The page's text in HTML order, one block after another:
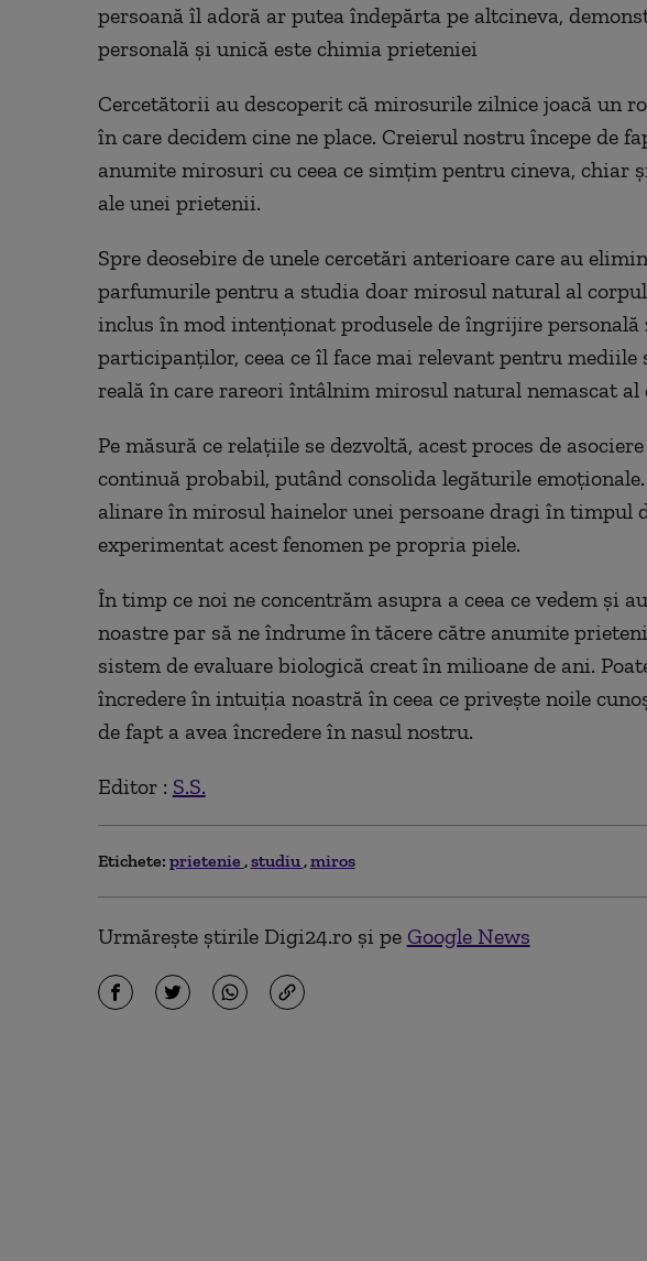
persoană îl adoră ar putea îndepărta pe altcineva,
personală și unică este chimia prieteniei
Cercetătorii au descoperit că mirosurile zilnice joacă un
în care decidem cine ne place. Creierul nostru începe de
anumite mirosuri cu ceea ce simțim pentru cineva, chiar
ale unei prietenii.
Spre deosebire de unele cercetări anterioare care au
parfumurile pentru a studia doar mirosul natural al
inclus în mod intenționat produsele de îngrijire personală
participanților, ceea ce îl face mai relevant pentru mediile
reală în care rareori întâlnim mirosul natural nemascat al
Pe măsură ce relațiile se dezvoltă, acest proces de
continuă probabil, putând consolida legăturile
alinare în mirosul hainelor unei persoane dragi în timpul
experimentat acest fenomen pe propria piele.
În timp ce noi ne concentrăm asupra a ceea ce vedem și
noastre par să ne îndrume în tăcere către anumite
sistem de evaluare biologică creat în milioane de ani.
încredere în intuiția noastră în ceea ce privește noile
de fapt a avea încredere în nasul nostru.
Editor : S.S.
Etichete: prietenie studiu miros
Urmărește știrile Digi24.ro și pe Google News